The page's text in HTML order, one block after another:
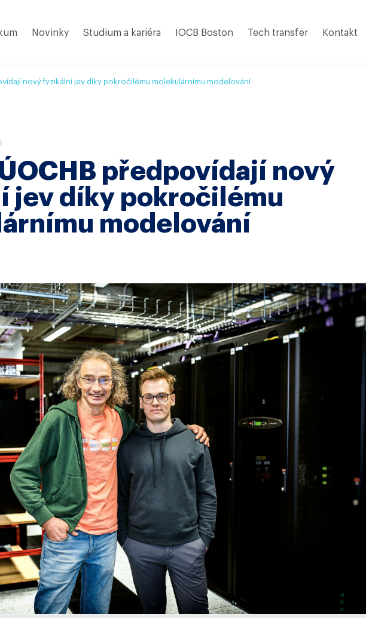
Novinky Studium a kariéra IOCB Boston Tech transfer Kontakt
nový fyzikální jev díky pokročilému molekulárnímu modelování
předpovídají nový
jev díky pokročilému
modelování